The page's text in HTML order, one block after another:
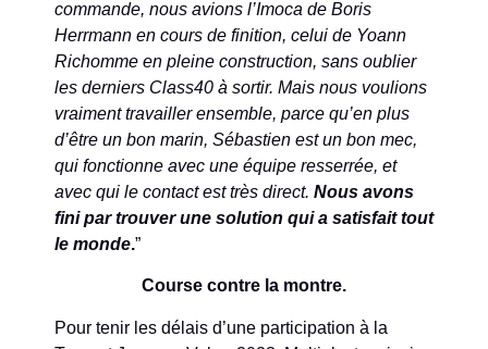
commande, nous avions l’Imoca de Boris
Herrmann en cours de finition, celui de Yoann
Richomme en pleine construction, sans oublier
les derniers Class40 à sortir. Mais nous voulions
vraiment travailler ensemble, parce qu’en plus
d’être un bon marin, Sébastien est un bon mec,
qui fonctionne avec une équipe resserrée, et
avec qui le contact est très direct. Nous avons
fini par trouver une solution qui a satisfait tout
le monde.”
Course contre la montre.
Pour tenir les délais d’une participation à la